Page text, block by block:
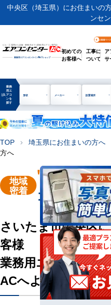
中央区（埼玉県）にお住まいの
ンセ
ビル・工場用から店舗・事務所まで | 業務用エアコン専門店
業務用エアコンオンラインNo.1ショップ
お客様ペー
初めての
お客様へ
工事に
ついて
ア
サ
manage_search
業務
用エ
アコ
ンを
探す
形状 メーカー 設置場所
TOP chevron_right 埼玉県にお住まいの方へ
方へ
地域
密着
"さいたま
コン販売・
さいたま市中央区
客様
業務用エアコン専
ACへようこそ